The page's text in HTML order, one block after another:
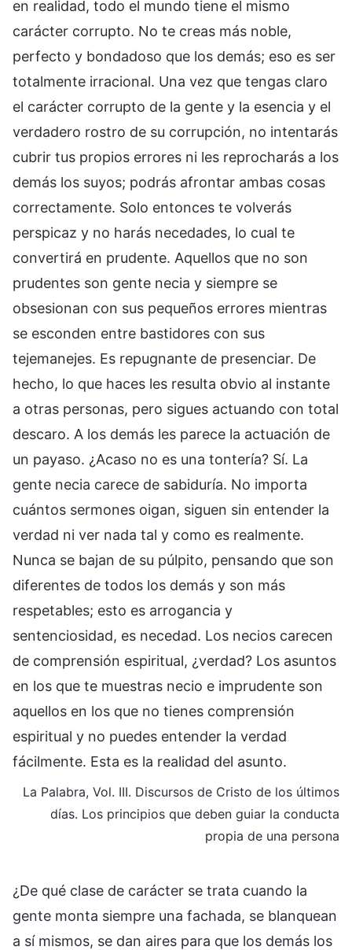
en realidad, todo el mundo tiene el mismo
carácter corrupto. No te creas más noble,
perfecto y bondadoso que los demás; eso es ser
totalmente irracional. Una vez que tengas claro
el carácter corrupto de la gente y la esencia y el
verdadero rostro de su corrupción, no intentarás
cubrir tus propios errores ni les reprocharás a los
demás los suyos; podrás afrontar ambas cosas
correctamente. Solo entonces te volverás
perspicaz y no harás necedades, lo cual te
convertirá en prudente. Aquellos que no son
prudentes son gente necia y siempre se
obsesionan con sus pequeños errores mientras
se esconden entre bastidores con sus
tejemanejes. Es repugnante de presenciar. De
hecho, lo que haces les resulta obvio al instante
a otras personas, pero sigues actuando con total
descaro. A los demás les parece la actuación de
un payaso. ¿Acaso no es una tontería? Sí. La
gente necia carece de sabiduría. No importa
cuántos sermones oigan, siguen sin entender la
verdad ni ver nada tal y como es realmente.
Nunca se bajan de su púlpito, pensando que son
diferentes de todos los demás y son más
respetables; esto es arrogancia y
sentenciosidad, es necedad. Los necios carecen
de comprensión espiritual, ¿verdad? Los asuntos
en los que te muestras necio e imprudente son
aquellos en los que no tienes comprensión
espiritual y no puedes entender la verdad
fácilmente. Esta es la realidad del asunto.
La Palabra, Vol. III. Discursos de Cristo de los últimos
días. Los principios que deben guiar la conducta
propia de una persona
¿De qué clase de carácter se trata cuando la
gente monta siempre una fachada, se blanquean
a sí mismos, se dan aires para que los demás los